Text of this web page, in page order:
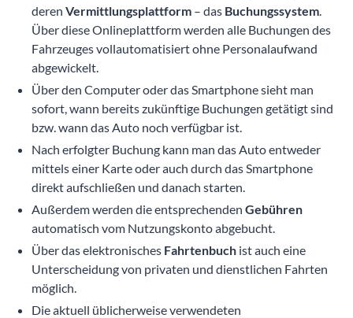
deren Vermittlungsplattform – das Buchungssystem.
Über diese Onlineplattform werden alle Buchungen des
Fahrzeuges vollautomatisiert ohne Personalaufwand
abgewickelt.
Über den Computer oder das Smartphone sieht man
sofort, wann bereits zukünftige Buchungen getätigt sind
bzw. wann das Auto noch verfügbar ist.
Nach erfolgter Buchung kann man das Auto entweder
mittels einer Karte oder auch durch das Smartphone
direkt aufschließen und danach starten.
Außerdem werden die entsprechenden Gebühren
automatisch vom Nutzungskonto abgebucht.
Über das elektronisches Fahrtenbuch ist auch eine
Unterscheidung von privaten und dienstlichen Fahrten
möglich.
Die aktuell üblicherweise verwendeten